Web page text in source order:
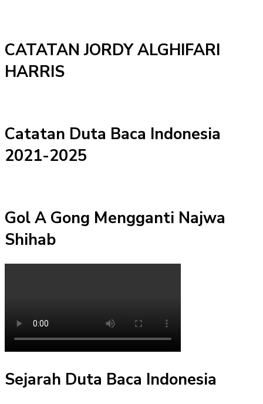
CATATAN JORDY ALGHIFARI
HARRIS
Catatan Duta Baca Indonesia
2021-2025
Gol A Gong Mengganti Najwa
Shihab
Sejarah Duta Baca Indonesia